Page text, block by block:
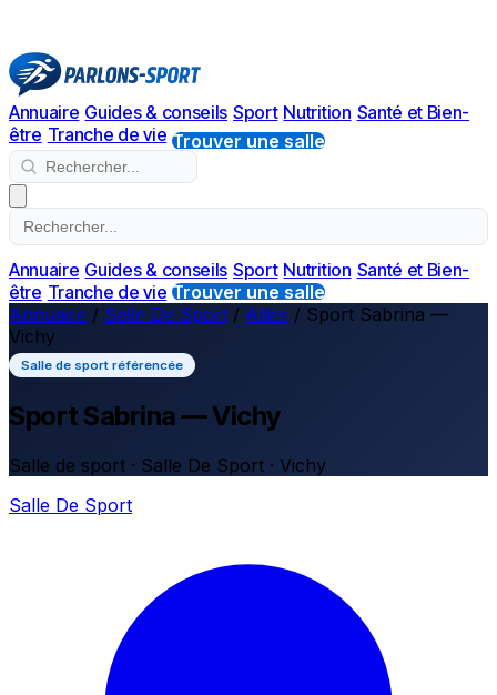
Annuaire Guides & conseils Sport Nutrition Santé et Bien-
être Tranche de vie Trouver une salle
Annuaire Guides & conseils Sport Nutrition Santé et Bien-
être Tranche de vie Trouver une salle
Annuaire / Salle De Sport / Allier / Sport Sabrina —
Vichy
Salle de sport référencée
Sport Sabrina — Vichy
Salle de sport · Salle De Sport · Vichy
Salle De Sport